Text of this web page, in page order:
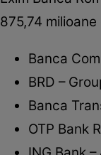
875,74
Banca
BRD –
Banca
OTP Bank